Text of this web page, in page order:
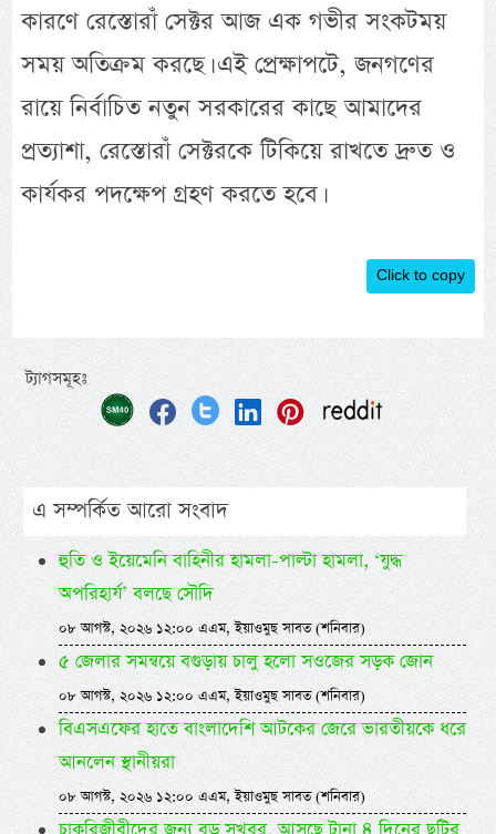
কারণে রেস্তোরাঁ সেক্টর আজ এক গভীর সংকটময়
সময় অতিক্রম করছে। এই প্রেক্ষাপটে, জনগণের
রায়ে নির্বাচিত নতুন সরকারের কাছে আমাদের
প্রত্যাশা, রেস্তোরাঁ সেক্টরকে টিকিয়ে রাখতে দ্রুত ও
কার্যকর পদক্ষেপ গ্রহণ করতে হবে।
Click to copy
ট্যাগসমূহঃ
এ সম্পর্কিত আরো সংবাদ
হুতি ও ইয়েমেনি বাহিনীর হামলা-পাল্টা হামলা, ‘যুদ্ধ
অপরিহার্য’ বলছে সৌদি
০৮ আগস্ট, ২০২৬ ১২:০০ এএম, ইয়াওমুছ সাবত (শনিবার)
৫ জেলার সমন্বয়ে বগুড়ায় চালু হলো সওজের সড়ক জোন
০৮ আগস্ট, ২০২৬ ১২:০০ এএম, ইয়াওমুছ সাবত (শনিবার)
বিএসএফের হাতে বাংলাদেশি আটকের জেরে ভারতীয়কে ধরে
আনলেন স্থানীয়রা
০৮ আগস্ট, ২০২৬ ১২:০০ এএম, ইয়াওমুছ সাবত (শনিবার)